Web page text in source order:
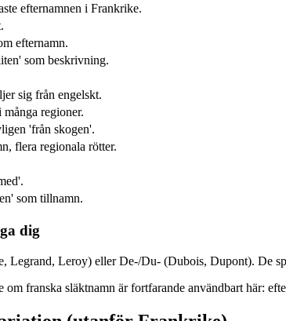
efternamnen i Frankrike.
efternamn.
som beskrivning.
sig från engelskt.
regioner.
'från skogen'.
flera regionala rötter.
som tillnamn.
dig
Legrand, Leroy) eller De-/Du- (Dubois, Dupont). De
franska släktnamn är fortfarande användbart här: